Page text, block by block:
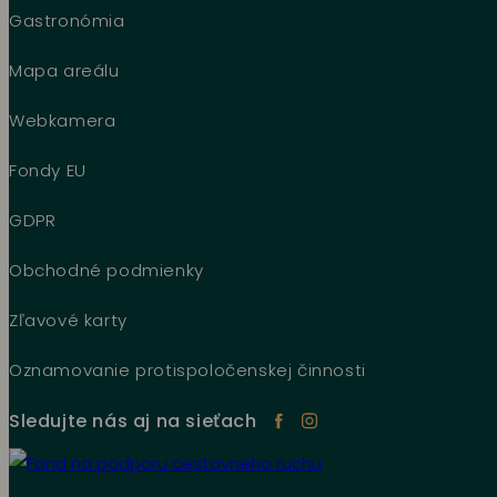
Gastronómia
Mapa areálu
Webkamera
Fondy EU
GDPR
Obchodné podmienky
Zľavové karty
Oznamovanie protispoločenskej činnosti
Sledujte nás aj na sieťach